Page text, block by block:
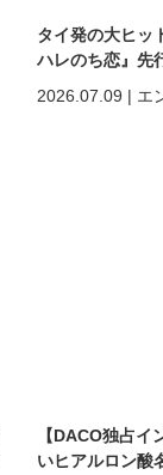
タイ発の大ヒッ
ハレのち恋』先
2026.07.09 | エ
【DACO独占
いヒアルロン酸